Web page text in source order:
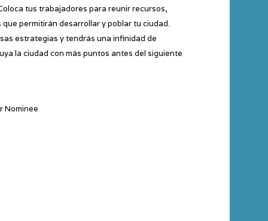
tus trabajadores para reunir recursos,
permitirán desarrollar y poblar tu ciudad.
estrategias y tendrás una infinidad de
la ciudad con más puntos antes del siguiente
Nominee